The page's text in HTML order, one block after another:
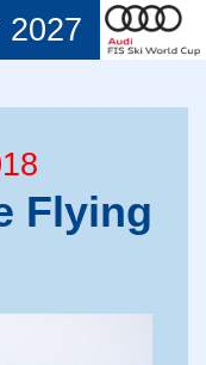
2027
Flying